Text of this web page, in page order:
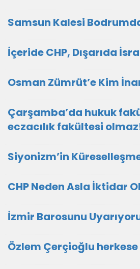
Samsun Kalesi
İçeride CHP, Dışarıda
Osman Zümrüt’e Kim
Çarşamba’da hukuk
eczacılık fakültesi
Siyonizm’in
CHP Neden Asla İktidar
İzmir Barosunu
Özlem Çerçioğlu